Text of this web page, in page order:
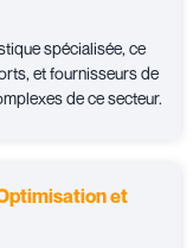
spécialisée, ce
et fournisseurs de
de ce secteur.
et